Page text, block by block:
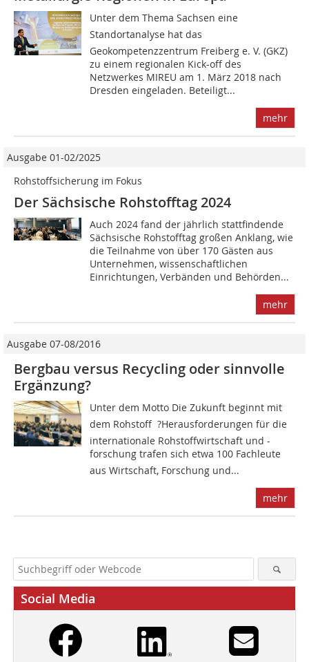
Unter dem Thema Sachsen eine
Standortanalyse hat das
Geokompetenzzentrum Freiberg e. V. (GKZ)
zu einem regionalen Kick-off des
Netzwerkes MIREU am 1. März 2018 nach
Dresden eingeladen. Beteiligt...
mehr
Ausgabe 01-02/2025
Rohstoffsicherung im Fokus
Der Sächsische Rohstofftag 2024
Auch 2024 fand der jährlich stattfindende
Sächsische Rohstofftag großen Anklang, wie
die Teilnahme von über 170 Gästen aus
Unternehmen, wissenschaftlichen
Einrichtungen, Verbänden und Behörden...
mehr
Ausgabe 07-08/2016
Bergbau versus Recycling oder sinnvolle
Ergänzung?
Unter dem Motto Die Zukunft beginnt mit
dem Rohstoff  ?Herausforderungen für die
internationale Rohstoffwirtschaft und -
forschung trafen sich etwa 100 Fachleute
aus Wirtschaft, Forschung und...
mehr
Social Media